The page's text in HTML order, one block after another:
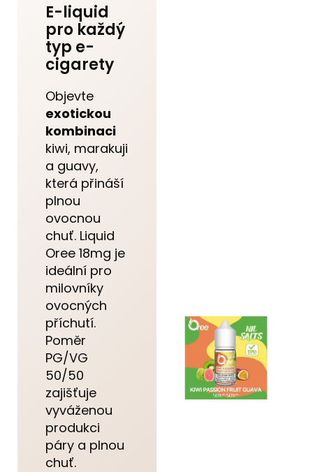
E-liquid
pro každý
typ e-
cigarety
Objevte
exotickou
kombinaci
kiwi, marakuji
a guavy,
která přináší
plnou
ovocnou
chuť. Liquid
Oree 18mg je
ideální pro
milovníky
ovocných
příchutí.
Poměr
PG/VG
50/50
zajišťuje
vyváženou
produkci
páry a plnou
chuť.